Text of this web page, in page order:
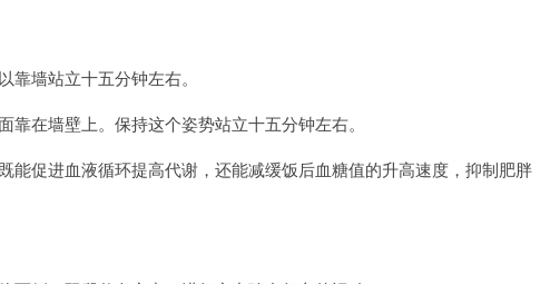
墙站立十五分钟左右。
在墙壁上。保持这个姿势站立十五分钟左右。
能促进血液循环提高代谢，还能减缓饭后血糖值的升高速度，抑制肥胖